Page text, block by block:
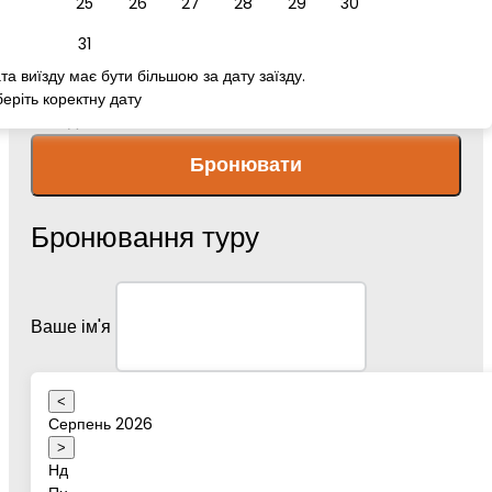
31
виїзду має бути більшою за дату заїзду.
коректну дату
Бронювати
Бронювання туру
Ваше ім'я
<
Серпень 2026
>
Нд
Дата туру